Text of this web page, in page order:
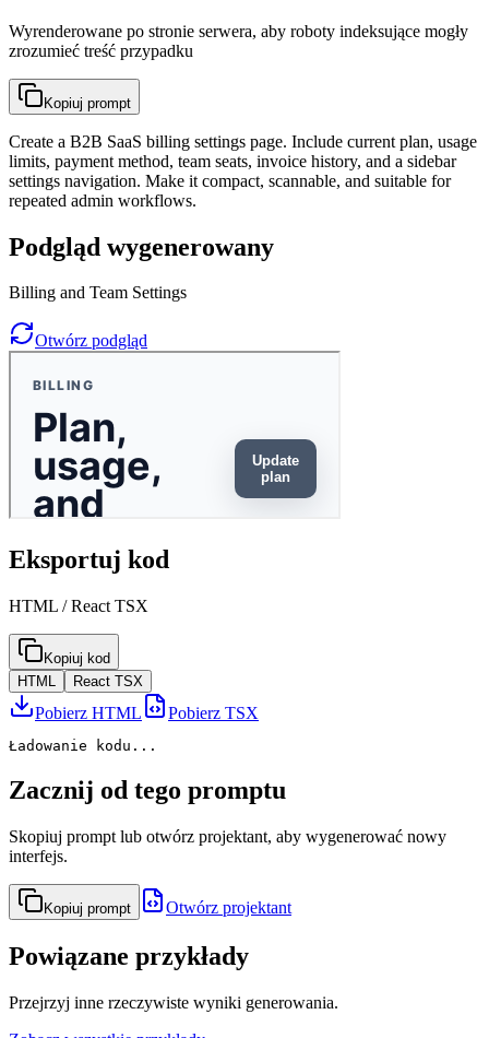
Wyrenderowane po stronie serwera, aby roboty indeksujące mogły
zrozumieć treść przypadku
Kopiuj prompt
Create a B2B SaaS billing settings page. Include current plan, usage
limits, payment method, team seats, invoice history, and a sidebar
settings navigation. Make it compact, scannable, and suitable for
repeated admin workflows.
Podgląd wygenerowany
Billing and Team Settings
Otwórz podgląd
Eksportuj kod
HTML / React TSX
Kopiuj kod
HTML
React TSX
Pobierz HTML Pobierz TSX
Ładowanie kodu...
Zacznij od tego promptu
Skopiuj prompt lub otwórz projektant, aby wygenerować nowy
interfejs.
Kopiuj prompt Otwórz projektant
Powiązane przykłady
Przejrzyj inne rzeczywiste wyniki generowania.